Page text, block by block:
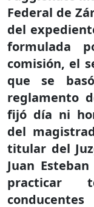
Federal de
del
formulada
comisión, el
que se
reglamento
fijó día ni
del
titular del
Juan
practicar